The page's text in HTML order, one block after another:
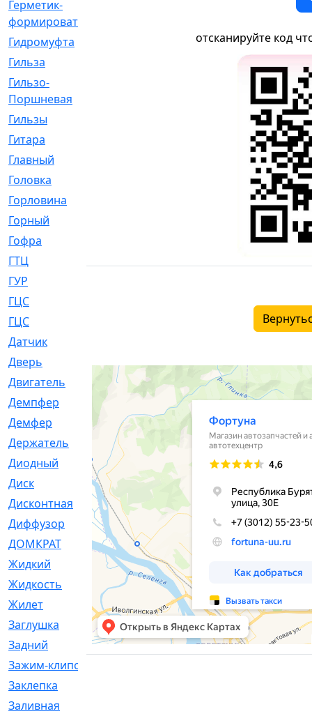
Герметик-
формирователь
Гидромуфта
Гильза
Гильзо-
Поршневая
Гильзы
Гитара
Главный
Головка
Горловина
Горный
Гофра
ГТЦ
ГУР
ГЦC
ГЦС
Датчик
Дверь
[249]
Двигатель
[64]
Демпфер
[2]
Демфер
[1]
Держатель
[5]
Диодный
Диск
[418]
Дисконтная
[1]
Диффузор
ДОМКРАТ
[1]
Жидкий
[5]
Жидкость
[80]
Жилет
[1]
Заглушка
[21]
Задний
[528]
Зажим-клипса
Заклепка
Заливная
отсканируйте код